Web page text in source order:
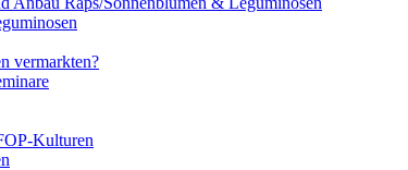
vermarkten?
Kulturen